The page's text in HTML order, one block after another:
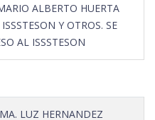
ALBERTO HUERTA
Y OTROS. SE
AL ISSSTESON
MA. LUZ HERNANDEZ